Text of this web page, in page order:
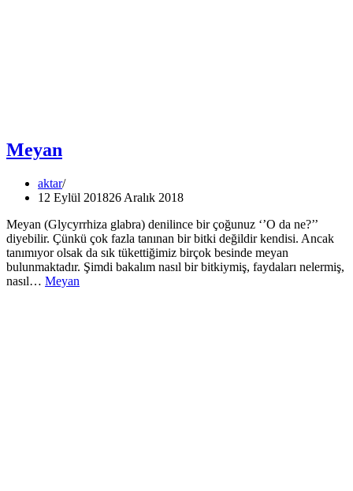
Meyan
aktar
12 Eylül 201826 Aralık 2018
Meyan (Glycyrrhiza glabra) denilince bir çoğunuz ‘’O da ne?’’
diyebilir. Çünkü çok fazla tanınan bir bitki değildir kendisi. Ancak
tanımıyor olsak da sık tükettiğimiz birçok besinde meyan
bulunmaktadır. Şimdi bakalım nasıl bir bitkiymiş, faydaları nelermiş,
nasıl… Meyan